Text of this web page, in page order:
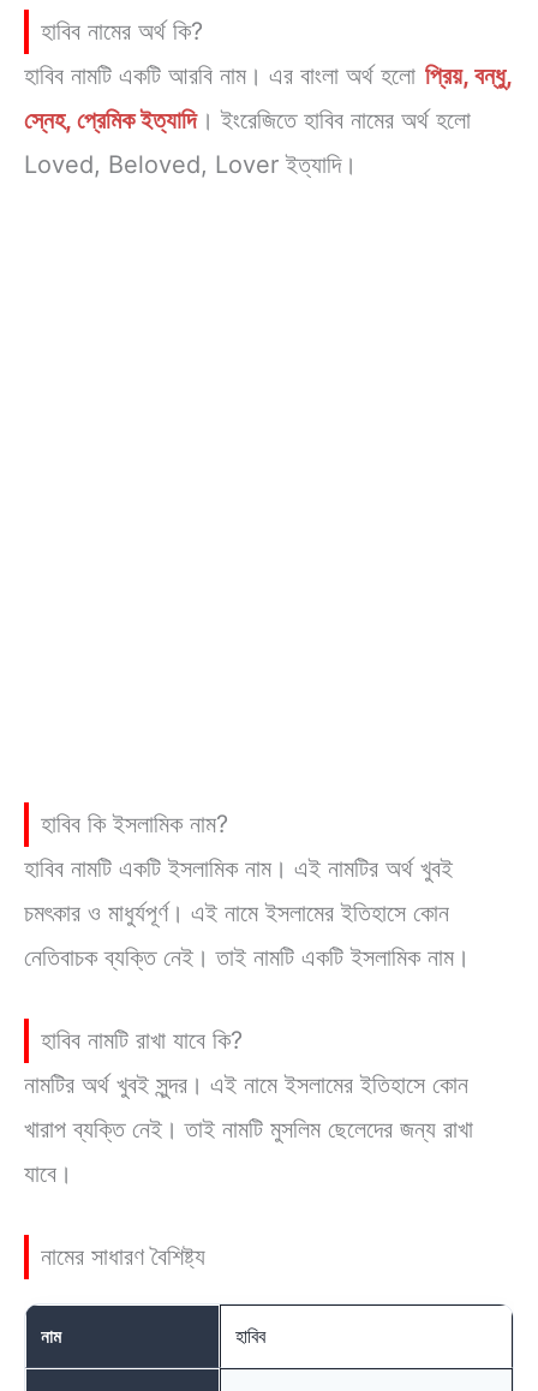
হাবিব নামের অর্থ কি?
হাবিব নামটি একটি আরবি নাম। এর বাংলা অর্থ হলো প্রিয়, বন্ধু,
স্নেহ, প্রেমিক ইত্যাদি । ইংরেজিতে হাবিব নামের অর্থ হলো
Loved, Beloved, Lover ইত্যাদি।
হাবিব কি ইসলামিক নাম?
হাবিব নামটি একটি ইসলামিক নাম। এই নামটির অর্থ খুবই
চমৎকার ও মাধুর্যপূর্ণ। এই নামে ইসলামের ইতিহাসে কোন
নেতিবাচক ব্যক্তি নেই। তাই নামটি একটি ইসলামিক নাম।
হাবিব নামটি রাখা যাবে কি?
নামটির অর্থ খুবই সুন্দর। এই নামে ইসলামের ইতিহাসে কোন
খারাপ ব্যক্তি নেই। তাই নামটি মুসলিম ছেলেদের জন্য রাখা
যাবে।
নামের সাধারণ বৈশিষ্ট্য
নাম হাবিব